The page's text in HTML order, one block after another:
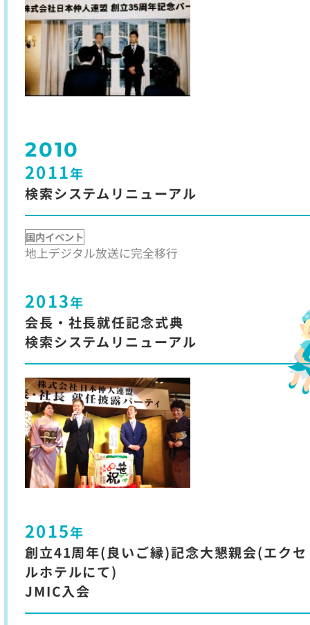
2010
2011年
検索システムリニューアル
国内イベント
地上デジタル放送に完全移行
2013年
会長・社長就任記念式典
検索システムリニューアル
2015年
創立41周年(良いご縁)記念大懇親会(エクセ
ルホテルにて)
JMIC入会